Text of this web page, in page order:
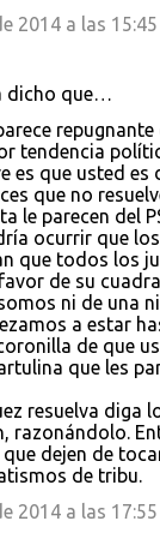
2014 a las 15:45
dicho que…
tendencia
es que usted es
que no
le parecen del
ocurrir que
que todos los
de su
ni de una
a estar
de que
que les
resuelva diga
razonándolo.
dejen de
de tribu.
2014 a las 17:55